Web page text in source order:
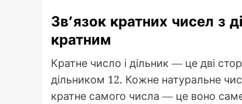
Зв’язок кратних чисел з
кратним
Кратне число і дільник — це дві
дільником 12. Кожне натуральне
кратне самого числа — це воно